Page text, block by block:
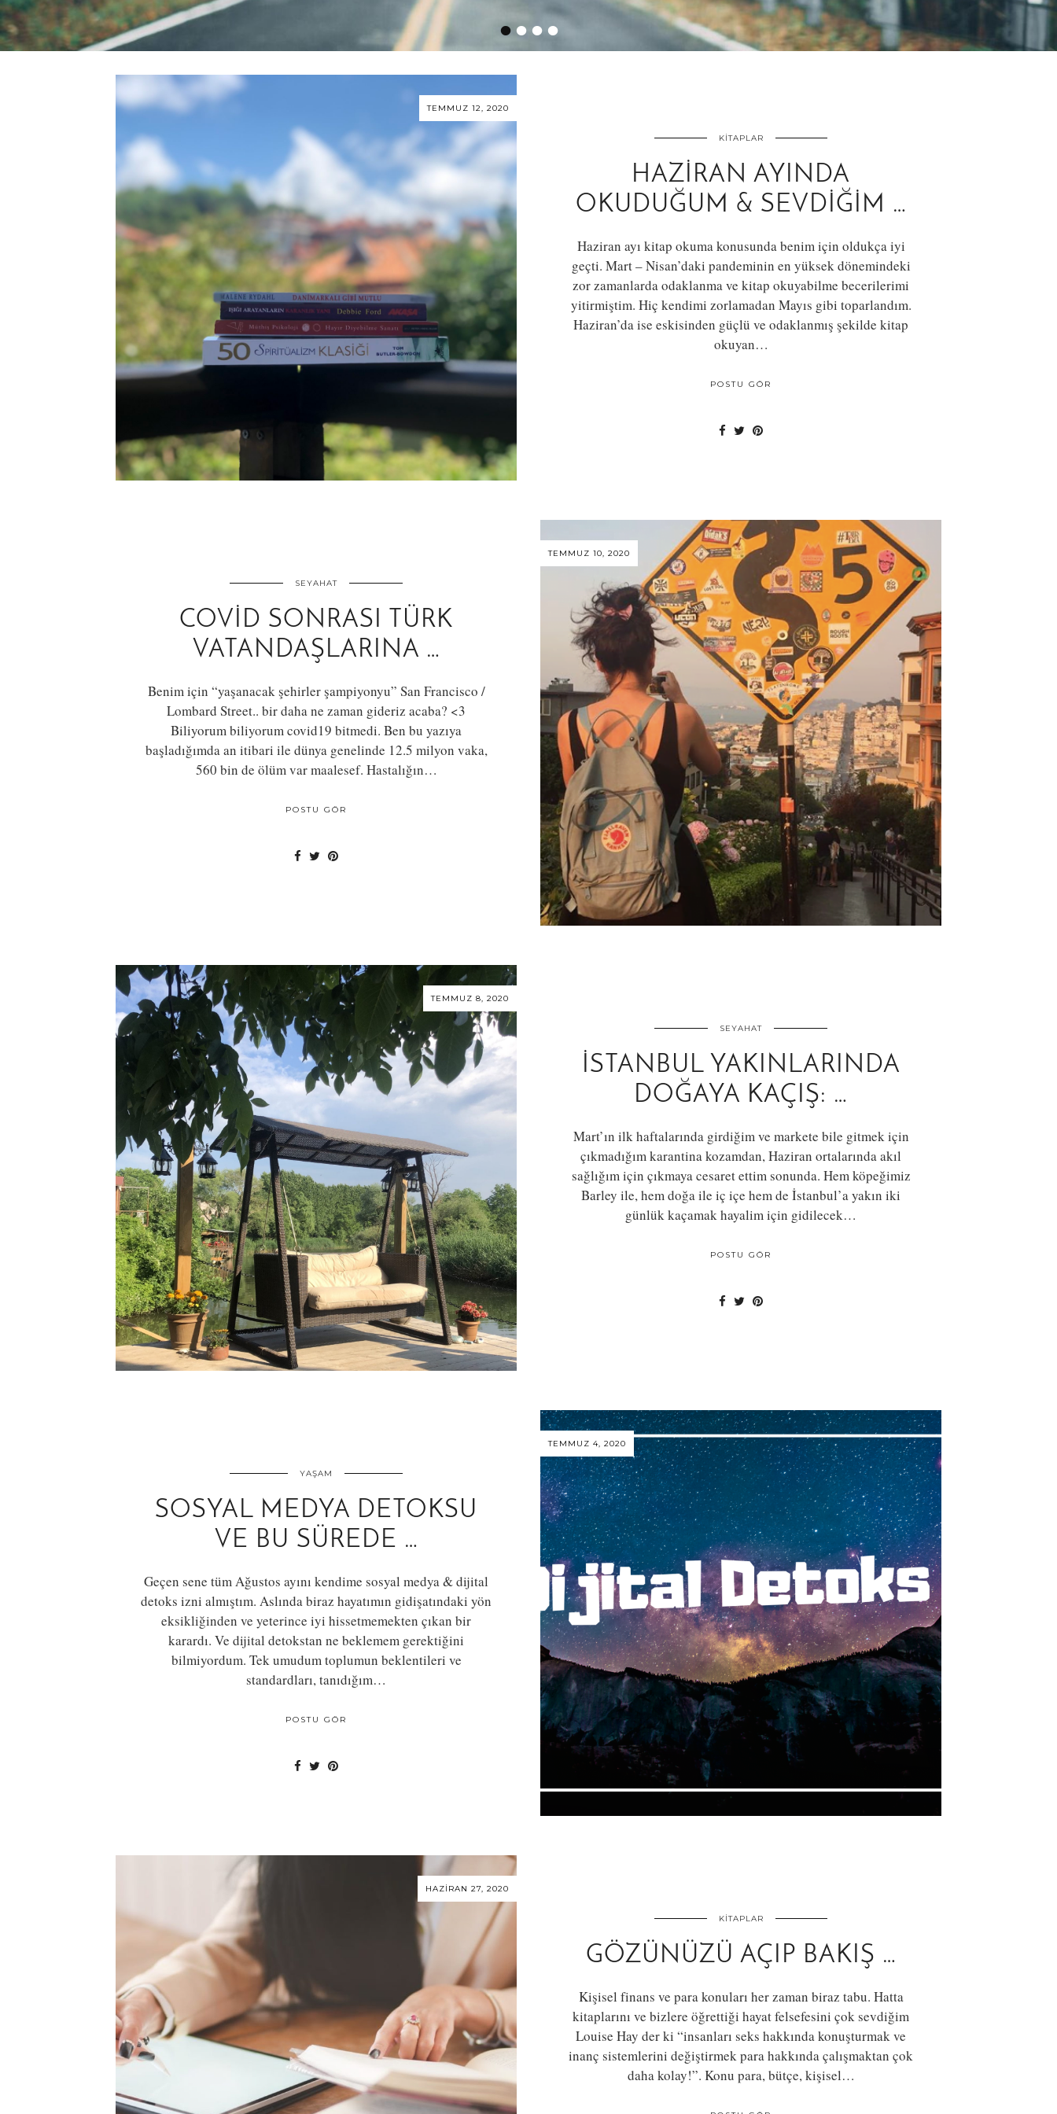
••••
TEMMUZ 12, 2020
KITAPLAR
HAZIRAN AYINDA
OKUDUĞUM & SEVDIĞIM …
Haziran ayı kitap okuma konusunda benim için oldukça iyi
geçti. Mart – Nisan’daki pandeminin en yüksek dönemindeki
zor zamanlarda odaklanma ve kitap okuyabilme becerilerimi
yitirmiştim. Hiç kendimi zorlamadan Mayıs gibi toparlandım.
Haziran’da ise eskisinden güçlü ve odaklanmış şekilde kitap
okuyan…
POSTU GÖR
TEMMUZ 10, 2020
SEYAHAT
COVID SONRASI TÜRK
VATANDAŞLARINA …
Benim için “yaşanacak şehirler şampiyonyu” San Francisco /
Lombard Street.. bir daha ne zaman gideriz acaba? <3
Biliyorum biliyorum covid19 bitmedi. Ben bu yazıya
başladığımda an itibari ile dünya genelinde 12.5 milyon vaka,
560 bin de ölüm var maalesef. Hastalığın…
POSTU GÖR
TEMMUZ 8, 2020
SEYAHAT
İSTANBUL YAKINLARINDA
DOĞAYA KAÇIŞ: …
Mart’ın ilk haftalarında girdiğim ve markete bile gitmek için
çıkmadığım karantina kozamdan, Haziran ortalarında akıl
sağlığım için çıkmaya cesaret ettim sonunda. Hem köpeğimiz
Barley ile, hem doğa ile iç içe hem de İstanbul’a yakın iki
günlük kaçamak hayalim için gidilecek…
POSTU GÖR
TEMMUZ 4, 2020
YAŞAM
SOSYAL MEDYA DETOKSU
VE BU SÜREDE …
Geçen sene tüm Ağustos ayını kendime sosyal medya & dijital
detoks izni almıştım. Aslında biraz hayatımın gidişatındaki yön
eksikliğinden ve yeterince iyi hissetmemekten çıkan bir
karardı. Ve dijital detokstan ne beklemem gerektiğini
bilmiyordum. Tek umudum toplumun beklentileri ve
standardları, tanıdığım…
POSTU GÖR
HAZIRAN 27, 2020
KITAPLAR
GÖZÜNÜZÜ AÇIP BAKIŞ …
Kişisel finans ve para konuları her zaman biraz tabu. Hatta
kitaplarını ve bizlere öğrettiği hayat felsefesini çok sevdiğim
Louise Hay der ki “insanları seks hakkında konuşturmak ve
inanç sistemlerini değiştirmek para hakkında çalışmaktan çok
daha kolay!”. Konu para, bütçe, kişisel…